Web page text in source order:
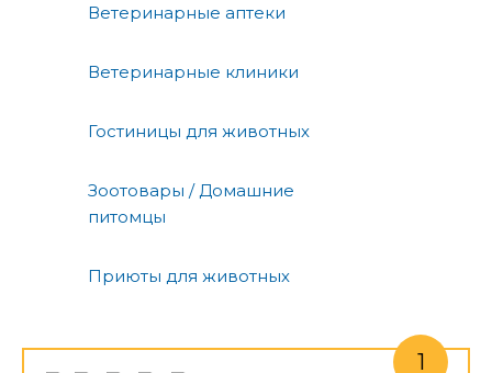
Ветеринарные аптеки
Ветеринарные клиники
Гостиницы для животных
Зоотовары / Домашние
питомцы
Приюты для животных